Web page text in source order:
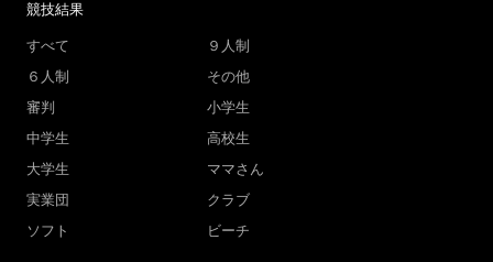
競技結果
すべて
９人制
６人制
その他
審判
小学生
中学生
高校生
大学生
ママさん
実業団
クラブ
ソフト
ビーチ